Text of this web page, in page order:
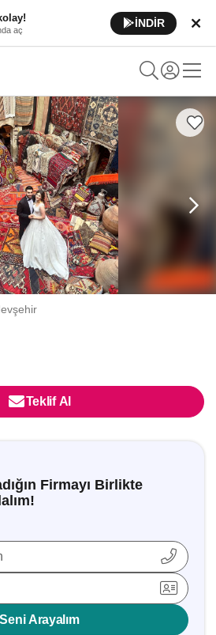
aç
İNDİR
Teklif Al
Firmayı Birlikte
Seni Arayalım